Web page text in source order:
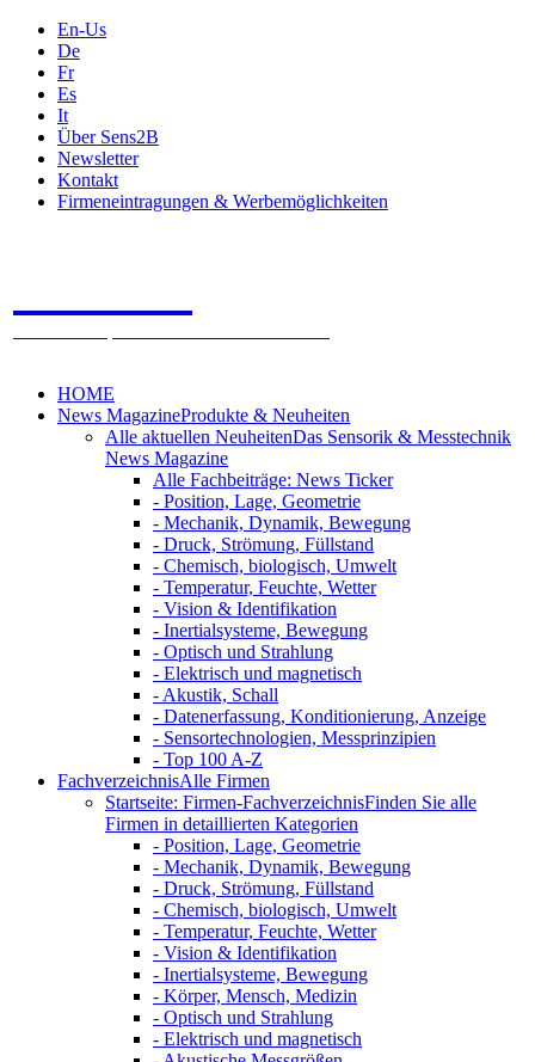
En-Us
De
Fr
Es
It
Über Sens2B
Newsletter
Kontakt
Firmeneintragungen & Werbemöglichkeiten
HOME
News MagazineProdukte & Neuheiten
Alle aktuellen NeuheitenDas Sensorik & Messtechnik
News Magazine
Alle Fachbeiträge: News Ticker
- Position, Lage, Geometrie
- Mechanik, Dynamik, Bewegung
- Druck, Strömung, Füllstand
- Chemisch, biologisch, Umwelt
- Temperatur, Feuchte, Wetter
- Vision & Identifikation
- Inertialsysteme, Bewegung
- Optisch und Strahlung
- Elektrisch und magnetisch
- Akustik, Schall
- Datenerfassung, Konditionierung, Anzeige
- Sensortechnologien, Messprinzipien
- Top 100 A-Z
FachverzeichnisAlle Firmen
Startseite: Firmen-FachverzeichnisFinden Sie alle
Firmen in detaillierten Kategorien
- Position, Lage, Geometrie
- Mechanik, Dynamik, Bewegung
- Druck, Strömung, Füllstand
- Chemisch, biologisch, Umwelt
- Temperatur, Feuchte, Wetter
- Vision & Identifikation
- Inertialsysteme, Bewegung
- Körper, Mensch, Medizin
- Optisch und Strahlung
- Elektrisch und magnetisch